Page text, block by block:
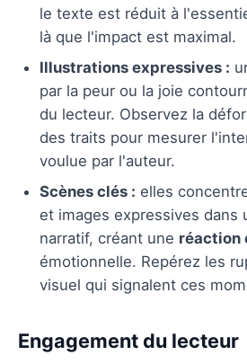
le texte est réduit à
là que l'impact est maximal.
Illustrations expressives :
par la peur ou la joie
du lecteur. Observez la
des traits pour mesurer
voulue par l'auteur.
Scènes clés : elles
et images expressives dans
narratif, créant une réaction
émotionnelle. Repérez les
visuel qui signalent ces
Engagement du lecteur